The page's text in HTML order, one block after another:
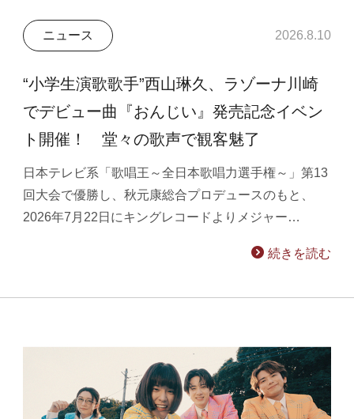
ニュース 2026.8.10
“小学生演歌歌手”西山琳久、ラゾーナ川崎
でデビュー曲『おんじい』発売記念イベン
ト開催！ 堂々の歌声で観客魅了
日本テレビ系「歌唱王～全日本歌唱力選手権～」第13
回大会で優勝し、秋元康総合プロデュースのもと、
2026年7月22日にキングレコードよりメジャー…
続きを読む